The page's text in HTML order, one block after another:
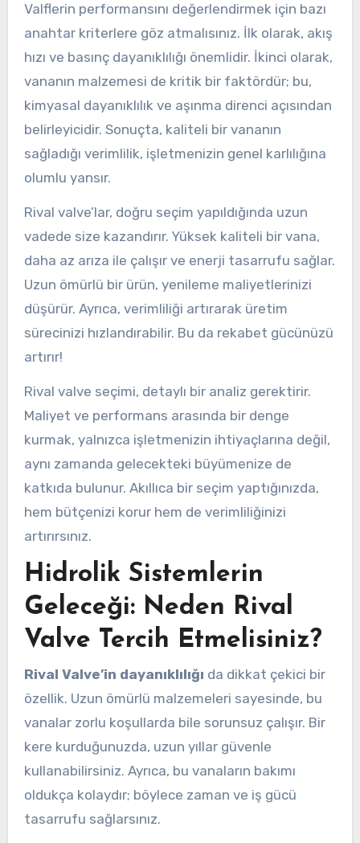
Valflerin performansını değerlendirmek için bazı
anahtar kriterlere göz atmalısınız. İlk olarak, akış
hızı ve basınç dayanıklılığı önemlidir. İkinci olarak,
vananın malzemesi de kritik bir faktördür; bu,
kimyasal dayanıklılık ve aşınma direnci açısından
belirleyicidir. Sonuçta, kaliteli bir vananın
sağladığı verimlilik, işletmenizin genel karlılığına
olumlu yansır.
Rival valve’lar, doğru seçim yapıldığında uzun
vadede size kazandırır. Yüksek kaliteli bir vana,
daha az arıza ile çalışır ve enerji tasarrufu sağlar.
Uzun ömürlü bir ürün, yenileme maliyetlerinizi
düşürür. Ayrıca, verimliliği artırarak üretim
sürecinizi hızlandırabilir. Bu da rekabet gücünüzü
artırır!
Rival valve seçimi, detaylı bir analiz gerektirir.
Maliyet ve performans arasında bir denge
kurmak, yalnızca işletmenizin ihtiyaçlarına değil,
aynı zamanda gelecekteki büyümenize de
katkıda bulunur. Akıllıca bir seçim yaptığınızda,
hem bütçenizi korur hem de verimliliğinizi
artırırsınız.
Hidrolik Sistemlerin
Geleceği: Neden Rival
Valve Tercih Etmelisiniz?
Rival Valve’in dayanıklılığı da dikkat çekici bir
özellik. Uzun ömürlü malzemeleri sayesinde, bu
vanalar zorlu koşullarda bile sorunsuz çalışır. Bir
kere kurduğunuzda, uzun yıllar güvenle
kullanabilirsiniz. Ayrıca, bu vanaların bakımı
oldukça kolaydır; böylece zaman ve iş gücü
tasarrufu sağlarsınız.